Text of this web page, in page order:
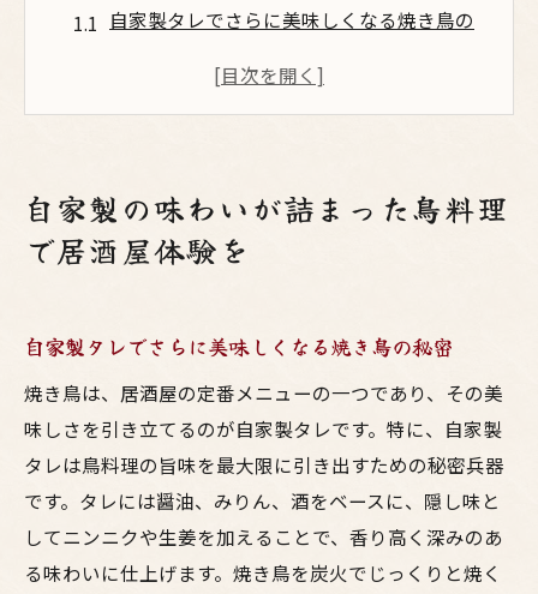
自家製タレでさらに美味しくなる焼き鳥の
地元食材を使った自家製鳥料理のこだわり
ング
自家製鳥料理で楽しむ季節限定メニュー
居心地の良い居酒屋で味わう鳥料理と地元のお
地元の素材を活かしたこだわりの鳥料理
地元の日本酒と楽しむ鳥料理
居酒屋の雰囲気を盛り上げるインテリア
地元特産の食材を使ったおすすめメニュー
自家製の味わいが詰まった鳥料理
で居酒屋体験を
自家製タレでさらに美味しくなる焼き鳥の秘密
焼き鳥は、居酒屋の定番メニューの一つであり、その美
味しさを引き立てるのが自家製タレです。特に、自家製
タレは鳥料理の旨味を最大限に引き出すための秘密兵器
です。タレには醤油、みりん、酒をベースに、隠し味と
してニンニクや生姜を加えることで、香り高く深みのあ
る味わいに仕上げます。焼き鳥を炭火でじっくりと焼く